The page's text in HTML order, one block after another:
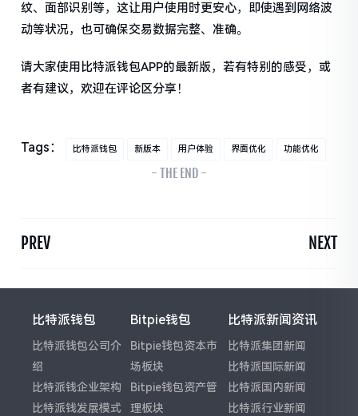
纹、面部识别等，这让用户使用时更安心，即使遇到网络波
动等状况，也可确保交易数据完整、准确。
请大家使用比特派钱包APP的最新版，若有特别的感受，或
者有建议，欢迎在评论区分享！
Tags： 比特派钱包 新版本 用户体验 界面优化 功能优化
- THE END -
PREV NEXT
比特派钱包
比特派钱包公司介
绍
比特派钱企业架构
比特派钱发展模式
Bitpie钱包
Bitpie钱包资本市
场板块
Bitpie钱包资产管
理板块
比特派新闻资讯
比特派集团新闻
比特派国际新闻
比特派国内新闻
比特派行业新闻